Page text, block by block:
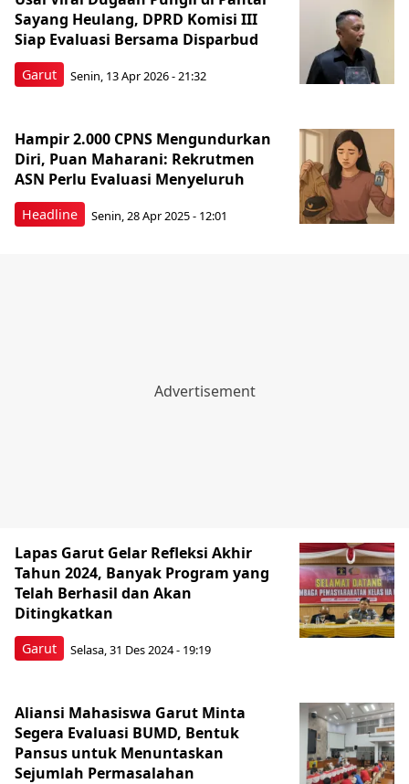
Garut
Sayang Heulang, DPRD Komisi III
Siap Evaluasi Bersama Disparbud
Senin, 13 Apr 2026 - 21:32
Headline
Hampir 2.000 CPNS Mengundurkan
Diri, Puan Maharani: Rekrutmen
ASN Perlu Evaluasi Menyeluruh
Senin, 28 Apr 2025 - 12:01
Garut
Lapas Garut Gelar Refleksi Akhir
Tahun 2024, Banyak Program yang
Telah Berhasil dan Akan
Ditingkatkan
Selasa, 31 Des 2024 - 19:19
Aliansi Mahasiswa Garut Minta
Segera Evaluasi BUMD, Bentuk
Pansus untuk Menuntaskan
Sejumlah Permasalahan